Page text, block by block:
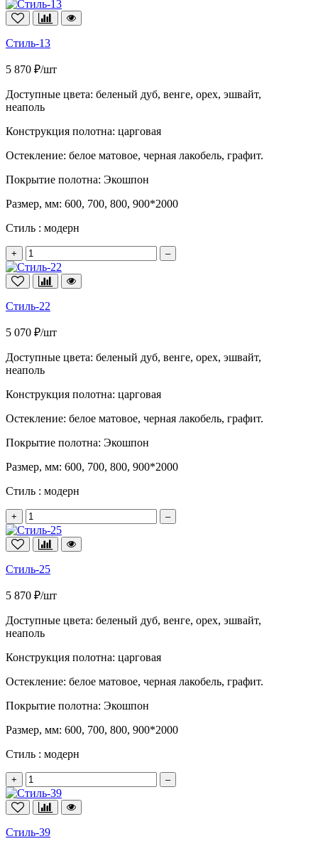
Стиль-13
5 870 ₽/шт
Доступные цвета: беленый дуб, венге, орех, эшвайт,
неаполь
Конструкция полотна: царговая
Остекление: белое матовое, черная лакобель, графит.
Покрытие полотна: Экошпон
Размер, мм: 600, 700, 800, 900*2000
Стиль : модерн
+ –
Стиль-22
5 070 ₽/шт
Доступные цвета: беленый дуб, венге, орех, эшвайт,
неаполь
Конструкция полотна: царговая
Остекление: белое матовое, черная лакобель, графит.
Покрытие полотна: Экошпон
Размер, мм: 600, 700, 800, 900*2000
Стиль : модерн
+ –
Стиль-25
5 870 ₽/шт
Доступные цвета: беленый дуб, венге, орех, эшвайт,
неаполь
Конструкция полотна: царговая
Остекление: белое матовое, черная лакобель, графит.
Покрытие полотна: Экошпон
Размер, мм: 600, 700, 800, 900*2000
Стиль : модерн
+ –
Стиль-39